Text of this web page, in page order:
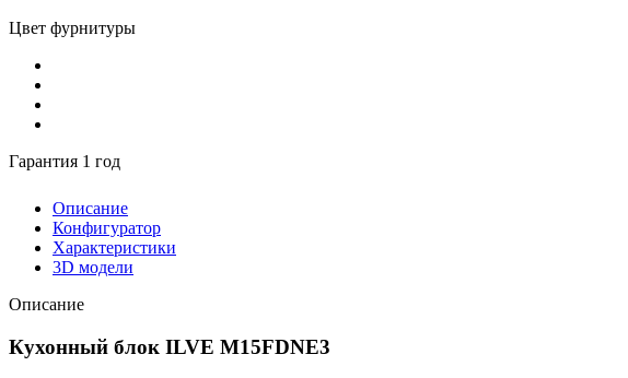
Цвет фурнитуры
Гарантия 1 год
Описание
Конфигуратор
Характеристики
3D модели
Описание
Кухонный блок ILVE M15FDNE3